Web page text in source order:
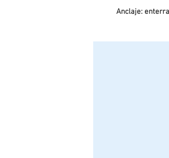
Anclaje: